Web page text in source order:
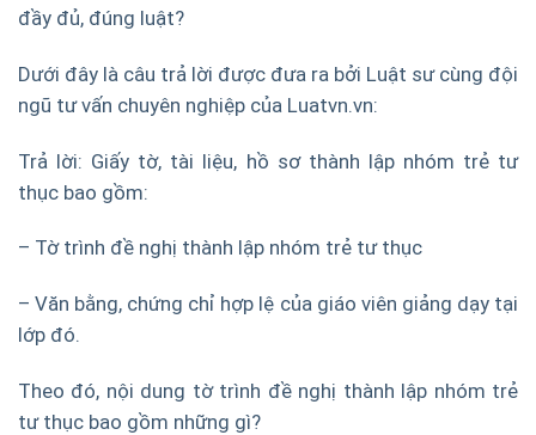
đầy đủ, đúng luật?
Dưới đây là câu trả lời được đưa ra bởi Luật sư cùng đội
ngũ tư vấn chuyên nghiệp của Luatvn.vn:
Trả lời: Giấy tờ, tài liệu, hồ sơ thành lập nhóm trẻ tư
thục bao gồm:
– Tờ trình đề nghị thành lập nhóm trẻ tư thục
– Văn bằng, chứng chỉ hợp lệ của giáo viên giảng dạy tại
lớp đó.
Theo đó, nội dung tờ trình đề nghị thành lập nhóm trẻ
tư thục bao gồm những gì?